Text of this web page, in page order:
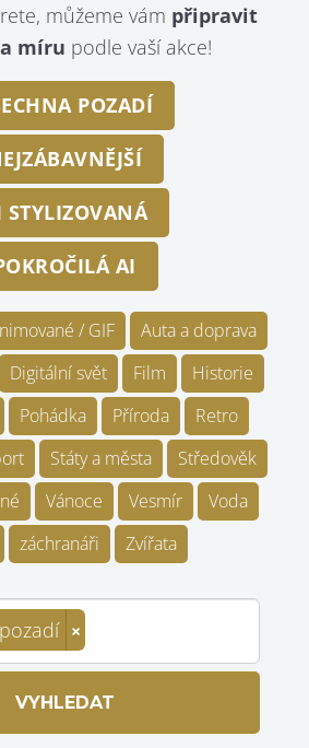
můžeme vám připravit
míru podle vaší akce!
POZADÍ
STYLIZOVANÁ
AI
/ GIF
Auta a doprava
Digitální svět Film
Historie
Pohádka Příroda
Retro
Státy a města
Středověk
Vánoce Vesmír
Voda
záchranáři Zvířata
×
VYHLEDAT